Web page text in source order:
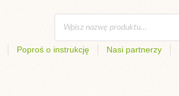
Poproś o instrukcję Nasi partnerzy